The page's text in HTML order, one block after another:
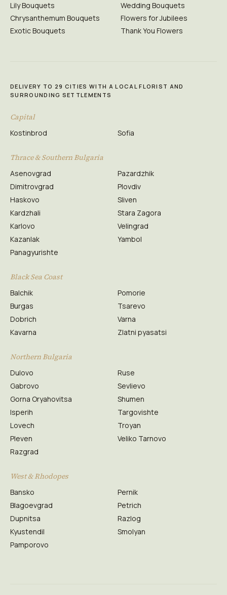
Lily Bouquets
Chrysanthemum Bouquets
Exotic Bouquets
Wedding Bouquets
Flowers for Jubilees
Thank You Flowers
DELIVERY TO 29 CITIES WITH A LOCAL FLORIST AND
SURROUNDING SETTLEMENTS
Capital
Kostinbrod Sofia
Thrace & Southern Bulgaria
Asenovgrad
Dimitrovgrad
Haskovo
Kardzhali
Karlovo
Kazanlak
Panagyurishte
Pazardzhik
Plovdiv
Sliven
Stara Zagora
Velingrad
Yambol
Black Sea Coast
Balchik
Burgas
Dobrich
Kavarna
Pomorie
Tsarevo
Varna
Zlatni pyasatsi
Northern Bulgaria
Dulovo
Gabrovo
Gorna Oryahovitsa
Isperih
Lovech
Pleven
Razgrad
Ruse
Sevlievo
Shumen
Targovishte
Troyan
Veliko Tarnovo
West & Rhodopes
Bansko
Blagoevgrad
Dupnitsa
Kyustendil
Pamporovo
Pernik
Petrich
Razlog
Smolyan